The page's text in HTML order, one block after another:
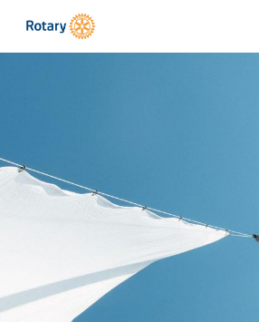
Siirry
Kaarinan Rotaryklubi